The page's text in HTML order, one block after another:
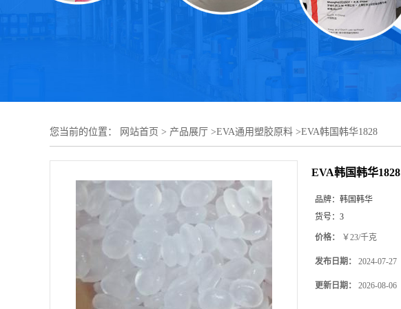
您当前的位置： 网站首页 > 产品展厅 >EVA通用塑胶原料 >EVA韩国韩华1828
EVA韩国韩华1828
品牌： 韩国韩华
货号： 3
价格： ￥23/千克
发布日期： 2024-07-27
更新日期： 2026-08-06